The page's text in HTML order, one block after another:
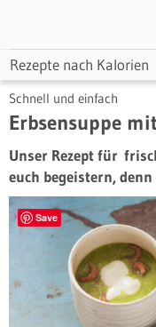
Rezepte nach Kalorien
Schnell und einfach
Erbsensuppe
Unser Rezept für
euch begeistern,
Save